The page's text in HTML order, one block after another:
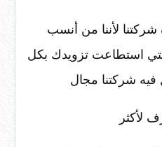
شركتنا لأننا من أنسب
استطاعت تزويدك بكل
فيه شركتنا مجال
لأكثر